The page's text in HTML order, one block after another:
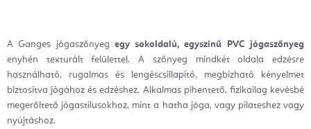
A Ganges jógaszőnyeg egy sokoldalú, egyszínű PVC jógaszőnyeg
enyhén texturált felülettel. A szőnyeg mindkét oldala edzésre
használható, rugalmas és lengéscsillapító, megbízható kényelmet
biztosítva jógához és edzéshez. Alkalmas pihentető, fizikailag kevésbé
megerőltető jógastílusokhoz, mint a hatha jóga, vagy pilateshez vagy
nyújtáshoz.